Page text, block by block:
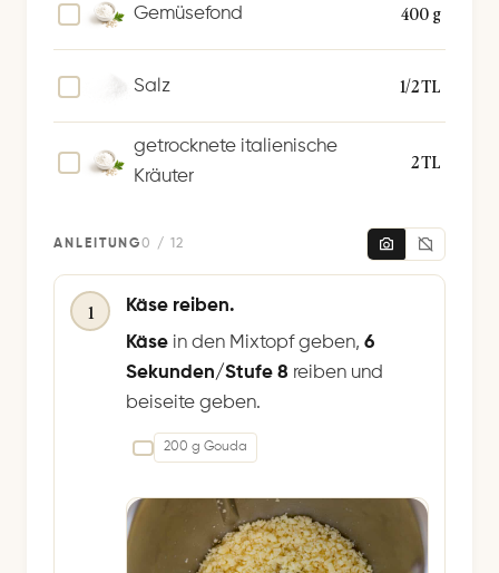
400 g
Gemüsefond
1/2 TL
Salz
2 TL
getrocknete italienische
Kräuter
ANLEITUNG0 / 12
1
Käse reiben.
Käse in den Mixtopf geben, 6
Sekunden/Stufe 8 reiben und
beiseite geben.
200 g Gouda